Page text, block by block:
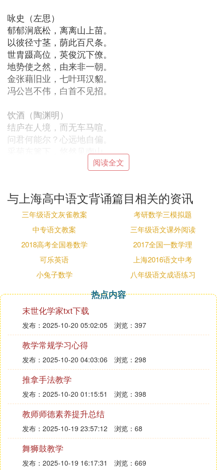
咏史（左思）
郁郁涧底松，离离山上苗。
以彼径寸茎，荫此百尺条。
世胄蹑高位，英俊沉下僚。
地势使之然，由来非一朝。
金张藉旧业，七叶珥汉貂。
冯公岂不伟，白首不见招。
饮酒（陶渊明）
结庐在人境，而无车马喧。
问君何能尔？心远地自偏。
采菊东篱下，悠然见南山。
山气日夕佳，飞鸟相与还。
此中有真意，欲辨已忘言。
登金陵凤凰台（李白）
凤凰台上凤凰游，凤去台空江自流。
吴宫花草埋幽径，晋代衣冠成古丘。
三山半落青天外，一水中分白鹭洲。
总为浮云能蔽日，长安不见使人愁。
八声甘州（柳永）
冷落，残照当楼。是处红衰翠减，苒苒物华休。唯有
长江水，无语东流。
不忍登高临远，望故乡渺邈，归思难收。叹年来踪
迹，何事苦淹留？想佳人妆楼颙望，误几回、天际识
归舟？争知我，倚栏杆处，正恁凝愁。
水龙吟-登建康赏心亭（辛弃疾）
楚天千里清秋，水随天去秋无际。遥岑远目，献愁供
恨，玉簪螺髻。落日楼头，断鸿声里，江南游子。把
吴钩看了，栏杆拍遍，无人会、登临意。
休说鲈鱼堪脍，尽西风，季鹰归未？求田问舍，怕应
羞见，刘郎才气。可惜流年，忧愁风雨，树犹如此。
倩何人、唤取红巾翠袖，揾英雄泪！
登快阁（黄庭坚）
阅读全文
与上海高中语文背诵篇目相关的资讯
三年级语文灰雀教案
考研数学三模拟题
中专语文教案
三年级语文课外阅读
2018高考全国卷数学
2017全国一数学理
可乐英语
上海2016语文中考
小兔子数学
八年级语文成语练习
热点内容
末世化学家txt下载
发布：2025-10-20 05:02:05 浏览：397
教学常规学习心得
发布：2025-10-20 04:03:06 浏览：298
推拿手法教学
发布：2025-10-20 01:15:51 浏览：398
教师师德素养提升总结
发布：2025-10-19 23:57:12 浏览：68
舞狮鼓教学
发布：2025-10-19 16:17:31 浏览：669